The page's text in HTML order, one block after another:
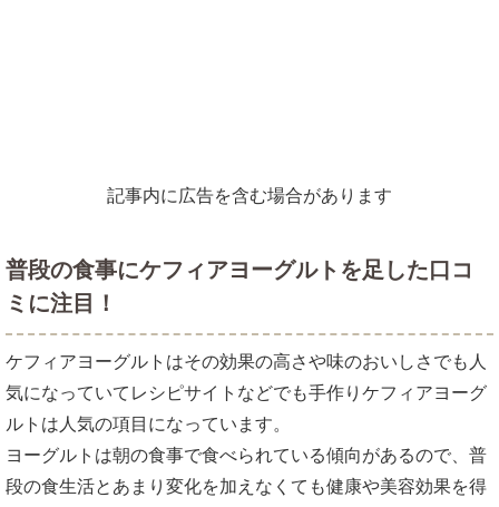
記事内に広告を含む場合があります
普段の食事にケフィアヨーグルトを足した口コ
ミに注目！
ケフィアヨーグルトはその効果の高さや味のおいしさでも人
気になっていてレシピサイトなどでも手作りケフィアヨーグ
ルトは人気の項目になっています。
ヨーグルトは朝の食事で食べられている傾向があるので、普
段の食生活とあまり変化を加えなくても健康や美容効果を得